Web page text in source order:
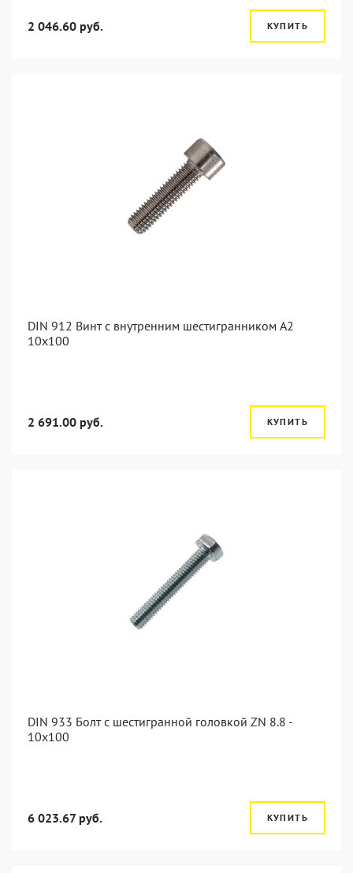
2 046.60 руб. КУПИТЬ
DIN 912 Винт с внутренним шестигранником А2
10х100
2 691.00 руб. КУПИТЬ
DIN 933 Болт с шестигранной головкой ZN 8.8 -
10x100
6 023.67 руб. КУПИТЬ